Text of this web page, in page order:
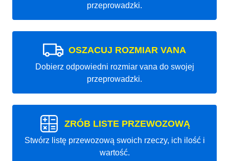
przeprowadzki.
OSZACUJ ROZMIAR VANA
Dobierz odpowiedni rozmiar vana do swojej
przeprowadzki.
ZRÓB LISTE PRZEWOZOWĄ
Stwórz listę przewozową swoich rzeczy, ich ilość i
wartość.